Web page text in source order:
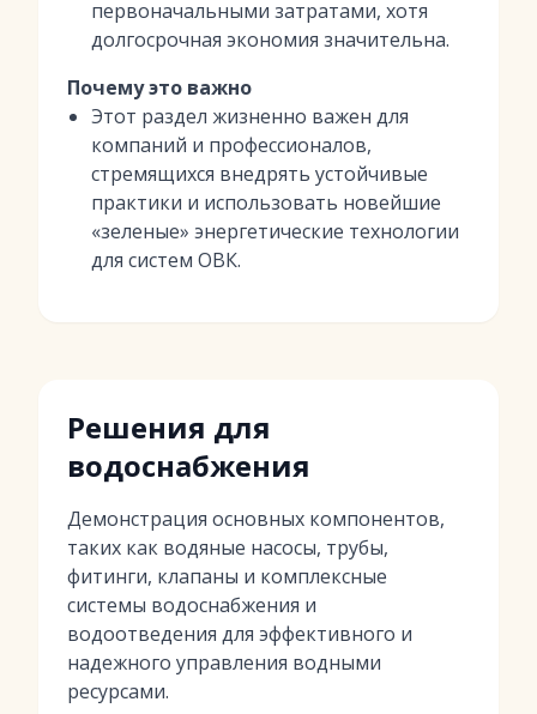
первоначальными затратами, хотя
долгосрочная экономия значительна.
Почему это важно
Этот раздел жизненно важен для
компаний и профессионалов,
стремящихся внедрять устойчивые
практики и использовать новейшие
«зеленые» энергетические технологии
для систем ОВК.
Решения для
водоснабжения
Демонстрация основных компонентов,
таких как водяные насосы, трубы,
фитинги, клапаны и комплексные
системы водоснабжения и
водоотведения для эффективного и
надежного управления водными
ресурсами.